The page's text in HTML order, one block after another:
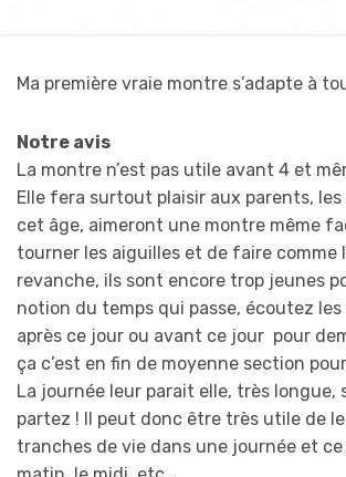
Ma première vraie montre s’adapte à
Notre avis
La montre n’est pas utile avant 4 et
Elle fera surtout plaisir aux parents,
cet âge, aimeront une montre même
tourner les aiguilles et de faire comme
revanche, ils sont encore trop jeunes
notion du temps qui passe, écoutez
après ce jour ou avant ce jour pour
ça c’est en fin de moyenne section
La journée leur parait elle, très longue,
partez ! Il peut donc être très utile de
tranches de vie dans une journée et ce